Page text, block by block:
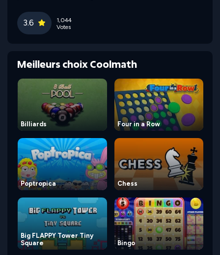
3.6
1,044
Votes
Meilleurs choix Coolmath
Billiards Four in a Row
Poptropica Chess
Big FLAPPY Tower Tiny
Square
Bingo